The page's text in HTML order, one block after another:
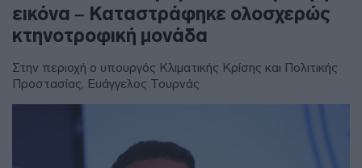
εικόνα – Καταστράφηκε ολοσχερώς
κτηνοτροφική μονάδα
Στην περιοχή ο υπουργός Κλιματικής Κρίσης και Πολιτικής
Προστασίας, Ευάγγελος Τουρνάς